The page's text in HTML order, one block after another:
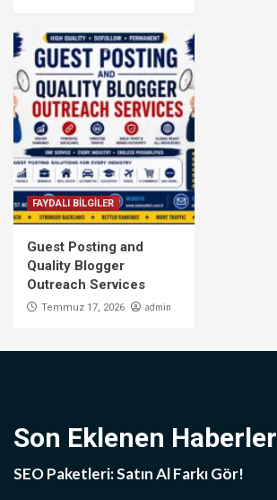
FAYDALI BİLGİLER
Guest Posting and
Quality Blogger
Outreach Services
Temmuz 17, 2026 admin
Son Eklenen Haberler
SEO Paketleri: Satın Al Farkı Gör!